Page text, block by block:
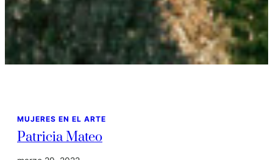
MUJERES EN EL ARTE
Patricia Mateo